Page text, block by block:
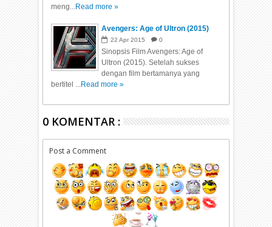
meng... Read more »
Avengers: Age of Ultron (2015)
22 Apr 2015 0
Sinopsis Film Avengers: Age of
Ultron (2015). Setelah sukses
dengan film bertamanya yang
bertitel ... Read more »
0 KOMENTAR :
Post a Comment